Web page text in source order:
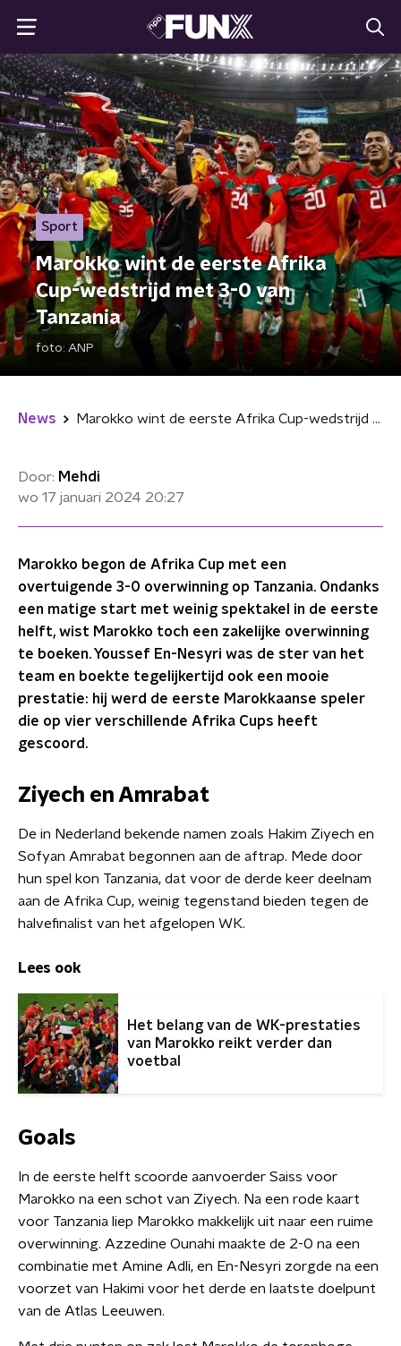
Sport
Marokko wint de eerste Afrika
Cup-wedstrijd met 3-0 van
Tanzania
foto: ANP
News Marokko wint de eerste Afrika Cup-wedstrijd met 3-0 van Tanzania
Door: Mehdi
wo 17 januari 2024 20:27
Marokko begon de Afrika Cup met een
overtuigende 3-0 overwinning op Tanzania. Ondanks
een matige start met weinig spektakel in de eerste
helft, wist Marokko toch een zakelijke overwinning
te boeken. Youssef En-Nesyri was de ster van het
team en boekte tegelijkertijd ook een mooie
prestatie: hij werd de eerste Marokkaanse speler
die op vier verschillende Afrika Cups heeft
gescoord.
Ziyech en Amrabat
De in Nederland bekende namen zoals Hakim Ziyech en
Sofyan Amrabat begonnen aan de aftrap. Mede door
hun spel kon Tanzania, dat voor de derde keer deelnam
aan de Afrika Cup, weinig tegenstand bieden tegen de
halvefinalist van het afgelopen WK.
Lees ook
Het belang van de WK-prestaties
van Marokko reikt verder dan
voetbal
Goals
In de eerste helft scoorde aanvoerder Saiss voor
Marokko na een schot van Ziyech. Na een rode kaart
voor Tanzania liep Marokko makkelijk uit naar een ruime
overwinning. Azzedine Ounahi maakte de 2-0 na een
combinatie met Amine Adli, en En-Nesyri zorgde na een
voorzet van Hakimi voor het derde en laatste doelpunt
van de Atlas Leeuwen.